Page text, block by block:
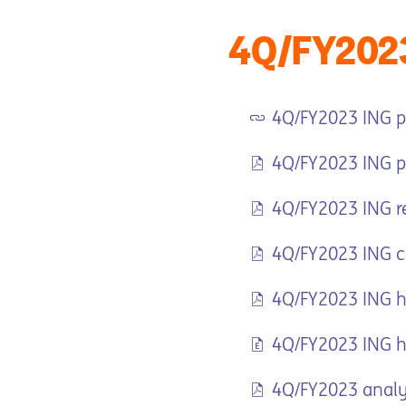
4Q/
4Q/FY2023 ING
4Q/FY2023 ING
4Q/FY2023 ING
4Q/FY2023 ING
4Q/FY2023 ING
4Q/FY2023 ING
4Q/FY2023